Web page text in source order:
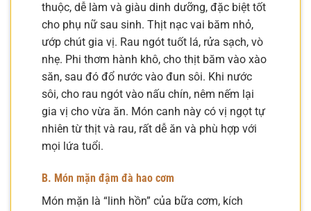
thuộc, dễ làm và giàu dinh dưỡng, đặc biệt tốt
cho phụ nữ sau sinh. Thịt nạc vai băm nhỏ,
ướp chút gia vị. Rau ngót tuốt lá, rửa sạch, vò
nhẹ. Phi thơm hành khô, cho thịt băm vào xào
săn, sau đó đổ nước vào đun sôi. Khi nước
sôi, cho rau ngót vào nấu chín, nêm nếm lại
gia vị cho vừa ăn. Món canh này có vị ngọt tự
nhiên từ thịt và rau, rất dễ ăn và phù hợp với
mọi lứa tuổi.
B. Món mặn đậm đà hao cơm
Món mặn là “linh hồn” của bữa cơm, kích